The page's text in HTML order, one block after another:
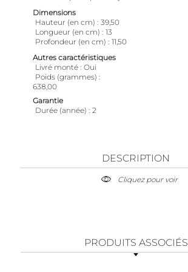
Dimensions
Hauteur (en cm)
39,50
Longueur (en cm)
13
Profondeur (en cm)
11,50
Autres caractéristiques
Livré monté Oui
Poids (grammes)
638,00
Garantie
Durée (année)
2
DESCRIPTION
Cliquez pour voir
PRODUITS ASSOCIÉS